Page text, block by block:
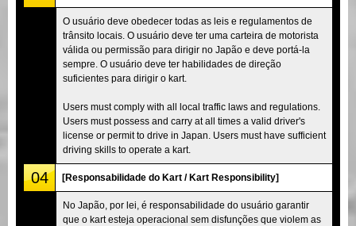
O usuário deve obedecer todas as leis e regulamentos de
trânsito locais. O usuário deve ter uma carteira de motorista
válida ou permissão para dirigir no Japão e deve portá-la
sempre. O usuário deve ter habilidades de direção
suficientes para dirigir o kart.
Users must comply with all local traffic laws and regulations.
Users must possess and carry at all times a valid driver's
license or permit to drive in Japan. Users must have sufficient
driving skills to operate a kart.
04 [Responsabilidade do Kart / Kart Responsibility]
No Japão, por lei, é responsabilidade do usuário garantir
que o kart esteja operacional sem disfunções que violem as